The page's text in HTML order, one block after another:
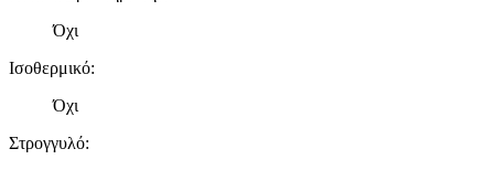
Όχι
Ισοθερμικό:
Όχι
Στρογγυλό: